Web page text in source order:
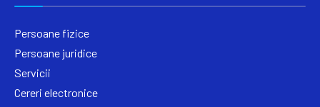
Persoane fizice
Persoane juridice
Servicii
Cereri electronice